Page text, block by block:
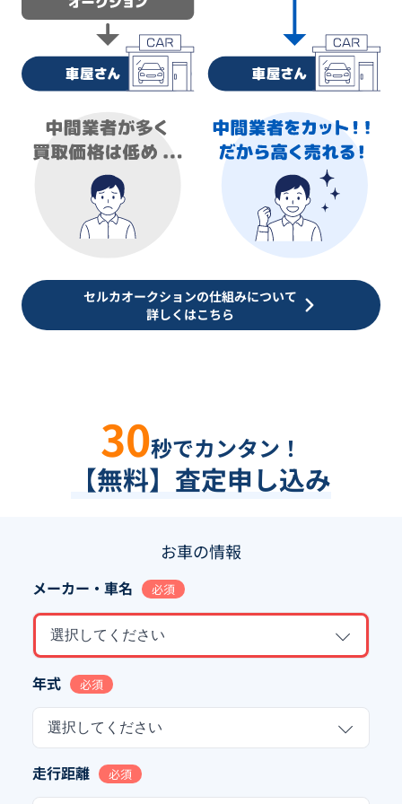
セルカオークションの仕組みについて
詳しくはこちら
30秒でカンタン！
【無料】査定申し込み
お車の情報
メーカー・車名 必須
選択してください
年式 必須
選択してください
走行距離 必須